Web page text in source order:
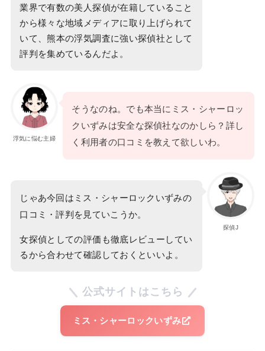
業界で有数の美人探偵が在籍していること
から様々な地域メディアに取り上げられて
いて、熊本の浮気調査に強い探偵社として
評判を集めているんだよ。
浮気に悩む主婦
そうなのね。でも本当にミス・シャーロッ
クいずみは安全な探偵社なのかしら？詳し
く利用者の口コミを教えて欲しいわ。
探偵J
じゃあ今回はミス・シャーロックいずみの
口コミ・評判を見ていこうか。
女探偵としての評価も徹底レビューしてい
るから合わせて確認しておくといいよ。
公式サイトはこちら
ミス・シャーロックいずみ